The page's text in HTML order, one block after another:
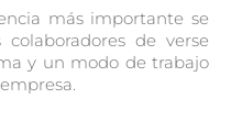
más importante se
de verse
y un modo de trabajo